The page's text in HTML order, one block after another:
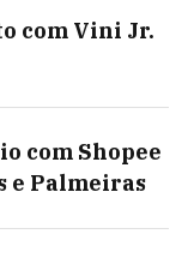
com Vini Jr.
com Shopee
e Palmeiras